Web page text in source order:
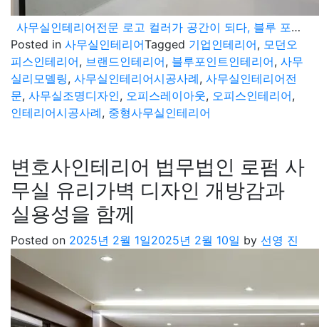
사무실인테리어전문 로고 컬러가 공간이 되다, 블루 포인트로 각인시킨 브랜드 오피스디자인
Posted in 사무실인테리어Tagged 기업인테리어, 모던오
피스인테리어, 브랜드인테리어, 블루포인트인테리어, 사무
실리모델링, 사무실인테리어시공사례, 사무실인테리어전
문, 사무실조명디자인, 오피스레이아웃, 오피스인테리어,
인테리어시공사례, 중형사무실인테리어
변호사인테리어 법무법인 로펌 사
무실 유리가벽 디자인 개방감과
실용성을 함께
Posted on 2025년 2월 1일2025년 2월 10일 by 선영 진